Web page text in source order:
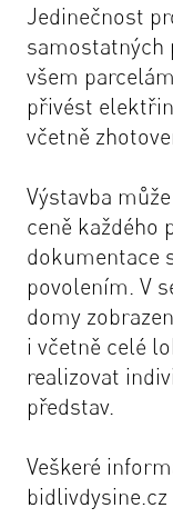
Jedinečnost
samostatných
všem
přivést
včetně
Výstavba
ceně každého
dokumentace
povolením. V
domy
i včetně celé
realizovat
představ.
Veškeré
bidlivdysine.cz